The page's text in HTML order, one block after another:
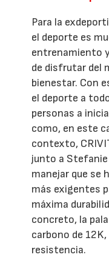
Para la
el deporte es
entrenamiento
de disfrutar del
bienestar. Con
el deporte a
personas a
como, en este
contexto,
junto a Stefanie
manejar que se
más exigentes
máxima
concreto, la
carbono de
resistencia.